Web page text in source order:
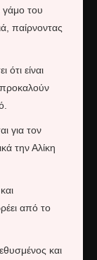
γάμο του
παίρνοντας
είναι
για τον
την Αλίκη
από το
και